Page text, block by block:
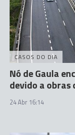
CASOS DO DIA
Nó de Gaula
devido a obras
24 Abr 16:14